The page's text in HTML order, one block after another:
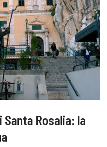
Rosalia: la